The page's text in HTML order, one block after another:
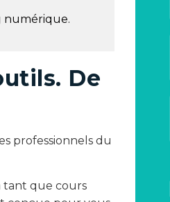
numérique.
De
professionnels du
tant que cours